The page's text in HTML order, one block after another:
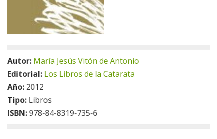
Autor: María Jesús Vitón de Antonio
Editorial: Los Libros de la Catarata
Año: 2012
Tipo: Libros
ISBN:978-84-8319-735-6